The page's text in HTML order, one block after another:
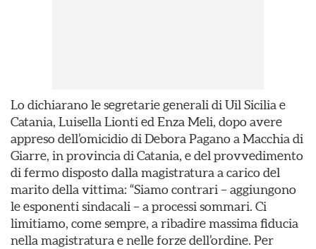
Lo dichiarano le segretarie generali di Uil Sicilia e
Catania, Luisella Lionti ed Enza Meli, dopo avere
appreso dell’omicidio di Debora Pagano a Macchia di
Giarre, in provincia di Catania, e del provvedimento
di fermo disposto dalla magistratura a carico del
marito della vittima: “Siamo contrari – aggiungono
le esponenti sindacali – a processi sommari. Ci
limitiamo, come sempre, a ribadire massima fiducia
nella magistratura e nelle forze dell’ordine. Per